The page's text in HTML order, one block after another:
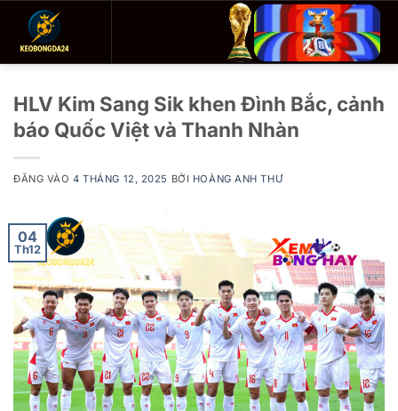
HLV Kim Sang Sik khen Đình Bắc, cảnh
báo Quốc Việt và Thanh Nhàn
ĐĂNG VÀO4 THÁNG 12, 2025 BỞI HOÀNG ANH THƯ
04
Th12